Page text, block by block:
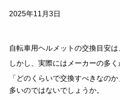
2025年11月3日
自転車用ヘルメットの交換目安
しかし、実際にはメーカーの多
「どのくらいで交換すべきなの
多いのではないでしょうか。